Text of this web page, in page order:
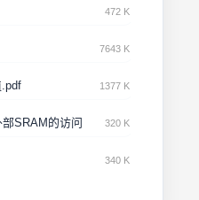
472 K
7643 K
.pdf 1377 K
SRAM的访问 320 K
340 K